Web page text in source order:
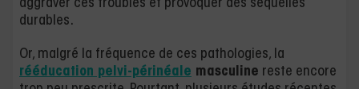
aggraver ces troubles et provoquer des séquelles
durables.
Or, malgré la fréquence de ces pathologies, la
rééducation pelvi-périnéale masculine reste encore